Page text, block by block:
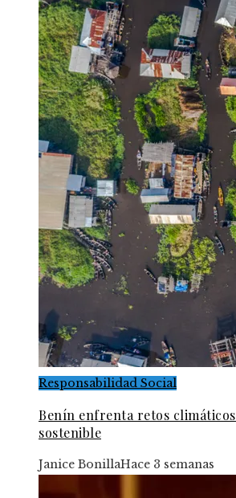
Responsabilidad Social
Benín enfrenta retos
sostenible
Janice BonillaHace 3 semanas